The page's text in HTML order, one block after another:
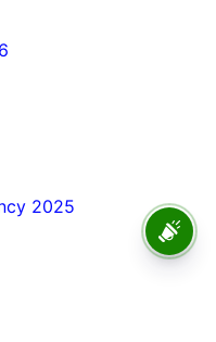
2025
Teacher TRE
2026 – Online
Process